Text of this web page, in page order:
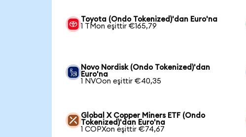
Toyota (Ondo Tokenized)'dan Euro'na
1 TMon eşittir €165,79
Novo Nordisk (Ondo Tokenized)'dan
Euro'na
1 NVOon eşittir €40,35
Global X Copper Miners ETF (Ondo
Tokenized)'dan Euro'na
1 COPXon eşittir €74,67